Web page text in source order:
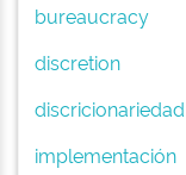
bureaucracy
discretion
discricionariedad
implementación